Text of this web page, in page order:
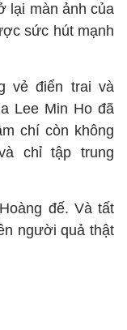
lại màn ảnh của
sức hút mạnh
vẻ điển trai và
Lee Min Ho đã
chí còn không
chỉ tập trung
đế. Và tất
người quả thật